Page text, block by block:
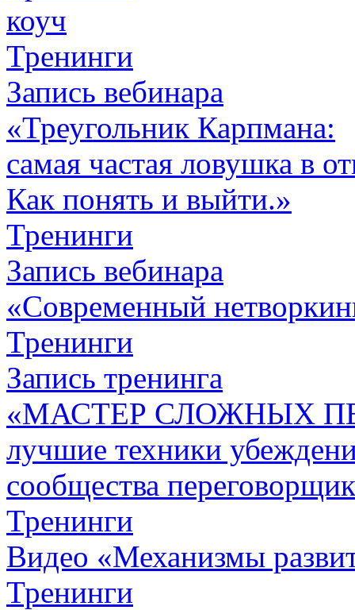
коуч
Тренинги
Запись вебинара
«Треугольник Карпмана:
самая частая ловушка в
Как понять и выйти.»
Тренинги
Запись вебинара
«Современный
Тренинги
Запись тренинга
«МАСТЕР СЛОЖНЫХ
лучшие техники
сообщества
Тренинги
Видео «Механизмы
Тренинги